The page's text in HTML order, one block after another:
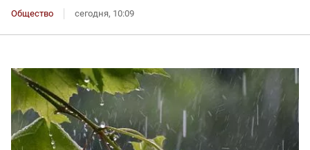
Общество сегодня, 10:09